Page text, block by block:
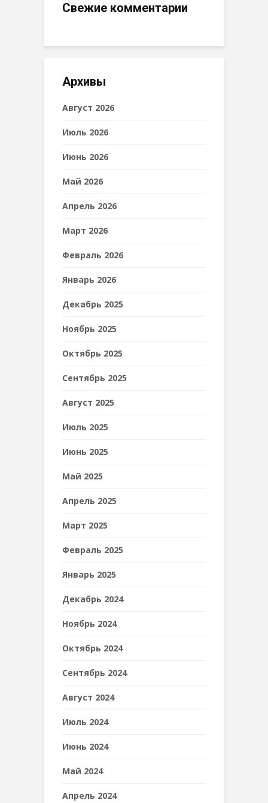
Свежие комментарии
Архивы
Август 2026
Июль 2026
Июнь 2026
Май 2026
Апрель 2026
Март 2026
Февраль 2026
Январь 2026
Декабрь 2025
Ноябрь 2025
Октябрь 2025
Сентябрь 2025
Август 2025
Июль 2025
Июнь 2025
Май 2025
Апрель 2025
Март 2025
Февраль 2025
Январь 2025
Декабрь 2024
Ноябрь 2024
Октябрь 2024
Сентябрь 2024
Август 2024
Июль 2024
Июнь 2024
Май 2024
Апрель 2024